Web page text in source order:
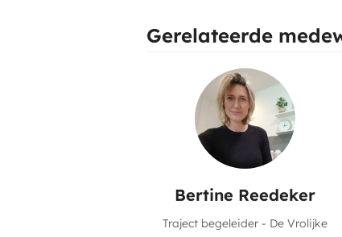
Gerelateerde
Bertine Reedeker
Traject begeleider - De Vrolijke